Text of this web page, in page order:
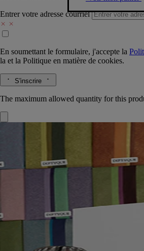
Entrer votre adresse courriel
En soumettant le formulaire, j'accepte la
la et la Politique en matière de cookies.
S'inscrire
The maximum allowed quantity for this